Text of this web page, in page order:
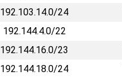
192.103.14.0/24
192.144.4.0/22
192.144.16.0/23
192.144.18.0/24